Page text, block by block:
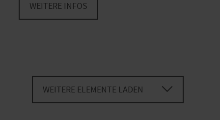
WEITERE INFOS
WEITERE ELEMENTE LADEN